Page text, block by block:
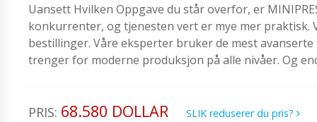
Uansett Hvilken Oppgave du står overfor, er
konkurrenter, og tjenesten vert er mye mer
bestillinger. Våre eksperter bruker de mest
trenger for moderne produksjon på alle nivåer. Og
PRIS: 68.580 DOLLAR SLIK reduserer du pris?